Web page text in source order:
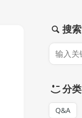
搜索
分类
Q&A